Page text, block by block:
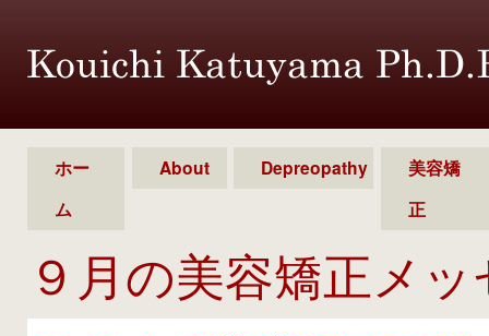
ホー
ム
About Depreopathy
美容矯
正
９月の美容矯正メ